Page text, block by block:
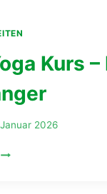
Kurs –
2026
NEUER